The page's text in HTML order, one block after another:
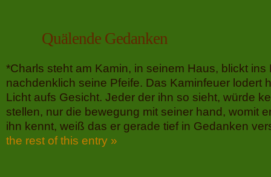
Quälende Gedanken
*Charls steht am Kamin, in seinem Haus, blickt ins
nachdenklich seine Pfeife. Das Kaminfeuer lodert
Licht aufs Gesicht. Jeder der ihn so sieht, würde
stellen, nur die bewegung mit seiner hand, womit
ihn kennt, weiß das er gerade tief in Gedanken
the rest of this entry »